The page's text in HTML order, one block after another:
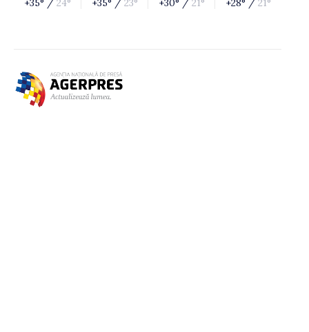
+35° / 24° +35° / 23° +30° / 21° +28° / 21°